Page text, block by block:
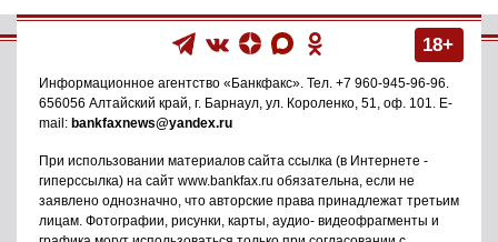
18+
Информационное агентство «Банкфакс» . Тел. +7 960-945-96-96
656056 Алтайский край, г. Барнаул ул. Короленко, 51, оф. 101
. E-
mail: bankfaxnews@yandex.ru
При использовании материалов сайта ссылка (в Интернете -
гиперссылка) на сайт www.bankfax.ru обязательна, если не
заявлено однозначно, что авторские права принадлежат третьим
лицам. Фотографии, рисунки, карты, аудио- видеофрагменты и